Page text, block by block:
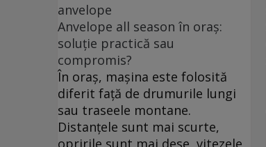
anvelope
Anvelope all season în oraș:
soluție practică sau
compromis?
În oraș, mașina este folosită
diferit față de drumurile lungi
sau traseele montane.
Distanțele sunt mai scurte,
opririle sunt mai dese, vitezele